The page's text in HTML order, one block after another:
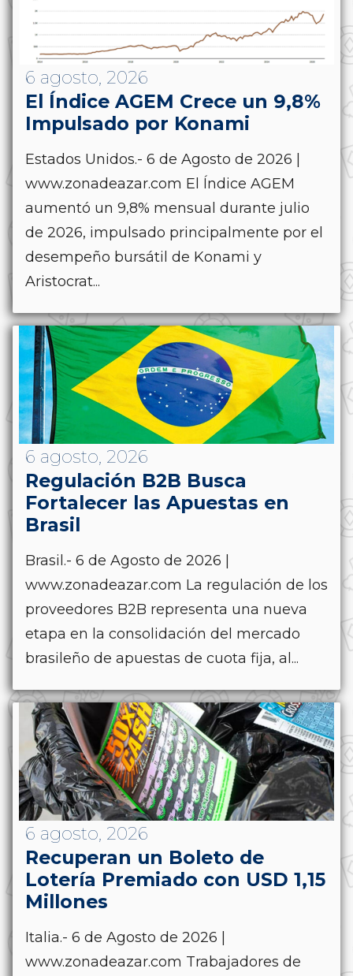
6 agosto, 2026
El Índice AGEM Crece un 9,8%
Impulsado por Konami
Estados Unidos.- 6 de Agosto de 2026 |
www.zonadeazar.com El Índice AGEM
aumentó un 9,8% mensual durante julio
de 2026, impulsado principalmente por el
desempeño bursátil de Konami y
Aristocrat...
6 agosto, 2026
Regulación B2B Busca
Fortalecer las Apuestas en
Brasil
Brasil.- 6 de Agosto de 2026 |
www.zonadeazar.com La regulación de los
proveedores B2B representa una nueva
etapa en la consolidación del mercado
brasileño de apuestas de cuota fija, al...
6 agosto, 2026
Recuperan un Boleto de
Lotería Premiado con USD 1,15
Millones
Italia.- 6 de Agosto de 2026 |
www.zonadeazar.com Trabajadores de